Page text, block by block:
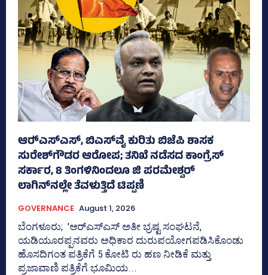
ಆರ್‍‌ಎಸ್‌ಎಸ್‌, ಬಿಎಸ್‌ವೈ ಕುರಿತು ಬಿಜೆಪಿ ಶಾಸಕ
ಸುರೇಶ್‌ಗೌಡರ ಆರೋಪ; ತನಿಖೆ ನಡೆಸದ ಕಾಂಗ್ರೆಸ್‌
ಸರ್ಕಾರ, 8 ತಿಂಗಳಿನಿಂದಲೂ ಜಿ ಪರಮೇಶ್ವರ್
ಲಾಗಿನ್‌ನಲ್ಲೇ ತೆವಳುತ್ತಿದೆ ಟಿಪ್ಪಣಿ
GOVERNANCE August 1, 2026
ಬೆಂಗಳೂರು; 'ಆರ್‍‌ಎಸ್‌ಎಸ್‌ ಅತೀ ಭ್ರಷ್ಟ ಸಂಘಟನೆ,
ಯಡಿಯೂರಪ್ಪನವರು ಅಧಿಕಾರ ದುರುಪಯೋಗಪಡಿಸಿಕೊಂಡು
ಹೊಸದಿಗಂತ ಪತ್ರಿಕೆಗೆ 5 ಕೋಟಿ ರು ಹಣ ನೀಡಿಕೆ ಮತ್ತು
ಪ್ರಜಾವಾಣಿ ಪತ್ರಿಕೆಗೆ ಭೂಮಿಯ...